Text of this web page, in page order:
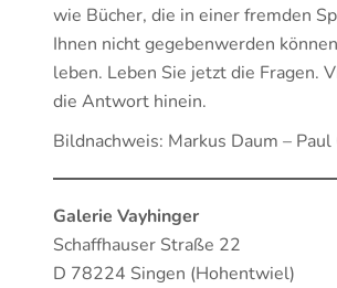
wie Bücher, die in einer fremden
Ihnen nicht gegebenwerden
leben. Leben Sie jetzt die Fragen.
die Antwort hinein.
Bildnachweis: Markus Daum –
Galerie Vayhinger
Schaffhauser Straße 22
D 78224 Singen (Hohentwiel)